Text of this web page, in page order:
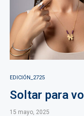
EDICIÓN_2725
Soltar para
15 mayo, 2025